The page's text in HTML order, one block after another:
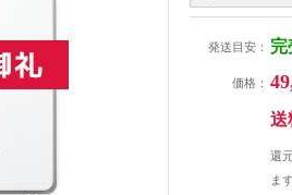
発送目安： 完
価格：
送
還
ま